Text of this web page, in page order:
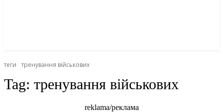
теги тренування військових
Tag: тренування військових
reklama/реклама